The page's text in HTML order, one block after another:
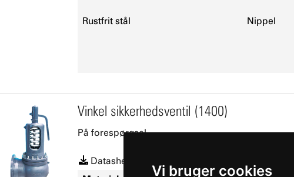
Vi bruger cookies
Rustfrit stål Nippel
Vinkel sikkerhedsventil (1400)
På forespørgsel
Datasheet